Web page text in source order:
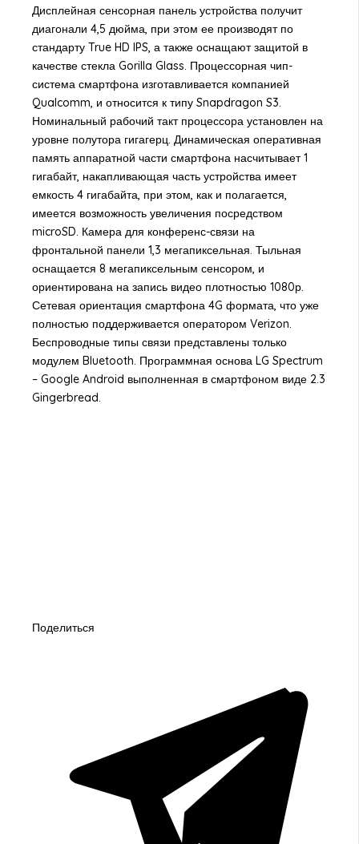
Дисплейная сенсорная панель устройства получит
диагонали 4,5 дюйма, при этом ее производят по
стандарту True HD IPS, а также оснащают защитой в
качестве стекла Gorilla Glass. Процессорная чип-
система смартфона изготавливается компанией
Qualcomm, и относится к типу Snapdragon S3.
Номинальный рабочий такт процессора установлен на
уровне полутора гигагерц. Динамическая оперативная
память аппаратной части смартфона насчитывает 1
гигабайт, накапливающая часть устройства имеет
емкость 4 гигабайта, при этом, как и полагается,
имеется возможность увеличения посредством
microSD. Камера для конференс-связи на
фронтальной панели 1,3 мегапиксельная. Тыльная
оснащается 8 мегапиксельным сенсором, и
ориентирована на запись видео плотностью 1080р.
Сетевая ориентация смартфона 4G формата, что уже
полностью поддерживается оператором Verizon.
Беспроводные типы связи представлены только
модулем Bluetooth. Программная основа LG Spectrum
– Google Android выполненная в смартфоном виде 2.3
Gingerbread.
Поделиться